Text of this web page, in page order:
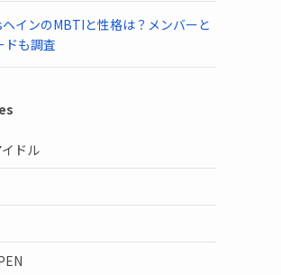
インのMBTIと性格は？メンバーと
ドも調査
ドル